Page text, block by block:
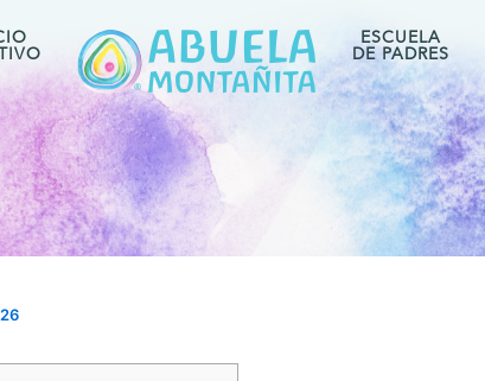
ESCUELA
DE PADRES